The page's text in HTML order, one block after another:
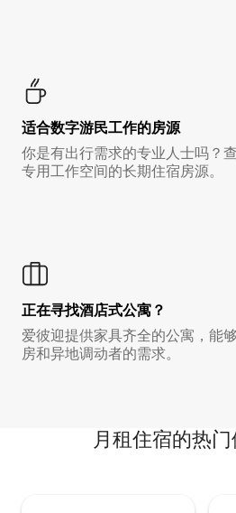
适合数字游民工作的房源
你是有出行需求的专业人士吗？
专用工作空间的长期住宿房源。
正在寻找酒店式公寓？
爱彼迎提供家具齐全的公寓，能
房和异地调动者的需求。
月租住宿的热